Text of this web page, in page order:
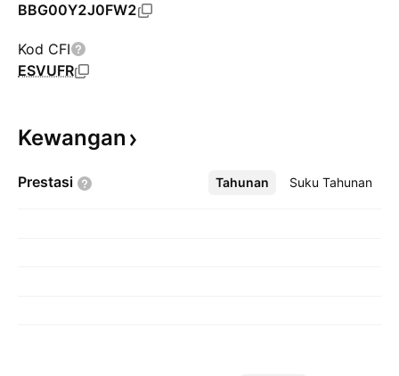
BBG00Y2J0FW2
Kod CFI
ESVUFR
Kewangan
Prestasi Tahunan Suku Tahunan
Lebih